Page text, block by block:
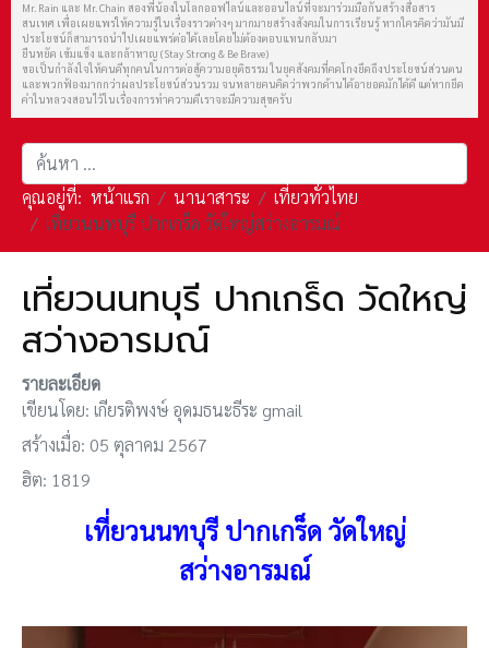
Mr. Rain และ Mr. Chain สองพี่น้องในโลกออฟไลน์และออนไลน์ที่จะมาร่วมมือกันสร้างสื่อสาร
สนเทศ เพื่อเผยแพร่ให้ความรู้ในเรื่องราวต่างๆ มากมายสร้างสังคมในการเรียนรู้ หากใครคิดว่ามันมี
ประโยชน์ก็สามารถนำไปเผยแพร่ต่อได้เลยโดยไม่ต้องตอบแทนกลับมา
ยืนหยัด เข้มแข็ง และกล้าหาญ (Stay Strong & Be Brave)
ขอเป็นกำลังใจให้คนดีทุกคนในการต่อสู้ความอยุติธรรม ในยุคสังคมที่คดโกงยึดถึงประโยชน์ส่วนตน
และพวกฟ้องมากกว่าผลประโยชน์ส่วนรวม จนหลายคนคิดว่าพวกด้านได้อายอดมักได้ดี แต่หากยึด
คำในหลวงสอนไว้ในเรื่องการทำความดีเราจะมีความสุขครับ
การค้นหา
คุณอยู่ที่: หน้าแรก นานาสาระ
เที่ยวทั่วไทย
เที่ยวนนทบุรี ปากเกร็ด วัดใหญ่สว่างอารมณ์
เที่ยวนนทบุรี ปากเกร็ด วัดใหญ่
สว่างอารมณ์
รายละเอียด
เขียนโดย: เกียรติพงษ์ อุดมธนะธีระ gmail
สร้างเมื่อ: 05 ตุลาคม 2567
ฮิต: 1819
เที่ยวนนทบุรี ปากเกร็ด วัดใหญ่
สว่างอารมณ์